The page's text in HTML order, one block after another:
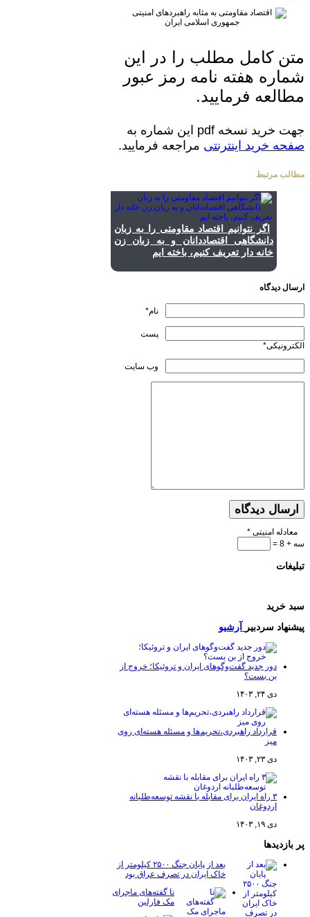
متن کامل مطلب را در این
شماره هفته نامه رمز عبور
مطالعه فرمایید.
جهت خرید نسخه pdf این شماره به
صفحه خرید اینترنتی مراجعه فرمایید.
مطالب مرتبط
اگر نتوانیم اقتصاد مقاومتی را به زبان
دانشگاهی اقتصاددانان و به زبان زن
خانه دار تعریف کنیم، باخته ایم
ارسال دیدگاه
نام*
پست
الکترونیکی*
وب سایت
ارسال دیدگاه
معادله امنیتی *
سه + 8 =
تبلیغات
سبد خرید
پیشنهاد سردبیر
آرشیو
دور جدید گفت‌وگوهای ایران و تروئیکا؛ خروج از
بن بست؟
دی ۲۴, ۱۴۰۳
قرارداد راهبردی،تحریم‌ها و مسئله هسته‌ای روی
میز
دی ۲۳, ۱۴۰۳
۳ راه ایران برای مقابله با نقشه توسعه‌طلبانه
اردوغان
دی ۱۹, ۱۴۰۳
پر بازدیدها
بعد از پایان جنگ ۲۵۰۰ کیلومتر از
خاک ایران در تصرف عراق بود
نا گفته‌های ماجرای
مک فارلین